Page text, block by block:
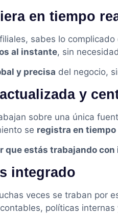
en tiempo
sabes lo
al instante, sin
y precisa del negocio,
y
sobre una única
se registra en tiempo
que estás trabajando
integrado
veces se traban por
políticas